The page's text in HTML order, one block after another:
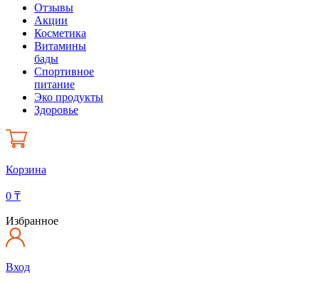
Отзывы
Акции
Косметика
Витамины
бады
Спортивное
питание
Эко продукты
Здоровье
Корзина
0 ₸
Избранное
Вход